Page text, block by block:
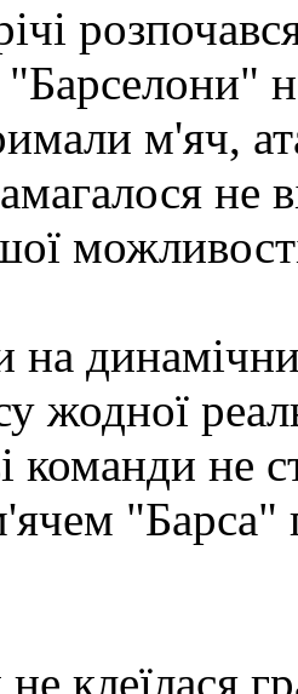
м'яч,
не
на
жодної
команди не
"Барса"
клеїлася